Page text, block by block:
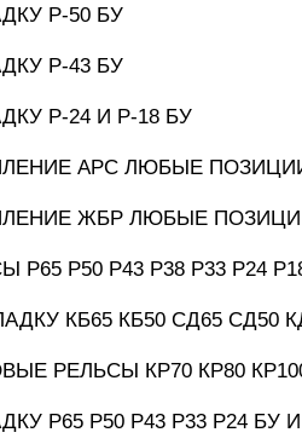
Р-50 БУ
Р-43 БУ
Р-24 И Р-18 БУ
АРС ЛЮБЫЕ
ЖБР ЛЮБЫЕ
Р65 Р50 Р43 Р38 Р33 Р24
КБ65 КБ50 СД65 СД50
РЕЛЬСЫ КР70 КР80
Р65 Р50 Р43 Р33 Р24 БУ